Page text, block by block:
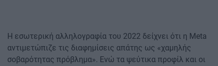
Η εσωτερική αλληλογραφία του 2022 δείχνει ότι η Meta
αντιμετώπιζε τις διαφημίσεις απάτης ως «χαμηλής
σοβαρότητας πρόβλημα». Ενώ τα ψεύτικα προφίλ και οι